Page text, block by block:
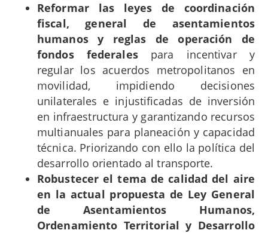
Reformar las leyes de coordinación
fiscal, general de asentamientos
humanos y reglas de operación de
fondos federalespara incentivar y
regular los acuerdos metropolitanos en
movilidad, impidiendo decisiones
unilaterales e injustificadas de inversión
en infraestructura y garantizando recursos
multianuales para planeación y capacidad
técnica. Priorizando con ello la política del
desarrollo orientado al transporte.
Robustecer el tema de calidad del aire
en la actual propuesta de Ley General
de Asentamientos Humanos,
Ordenamiento Territorial y Desarrollo